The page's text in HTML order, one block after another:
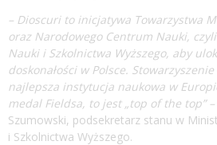
– Dioscuri to inicjatywa Towarzystwa
oraz Narodowego Centrum Nauki,
Nauki i Szkolnictwa Wyższego, aby
doskonałości w Polsce.
najlepsza instytucja naukowa w
medal Fieldsa, to jest „top of the top” –
Szumowski, podsekretarz stanu w
i Szkolnictwa Wyższego.